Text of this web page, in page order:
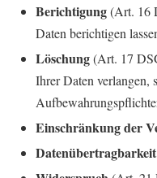
Berichtigung(Art. 16
Daten berichtigen
Löschung(Art. 17
Ihrer Daten verlangen,
Einschränkung der
Datenübertragbarkeit